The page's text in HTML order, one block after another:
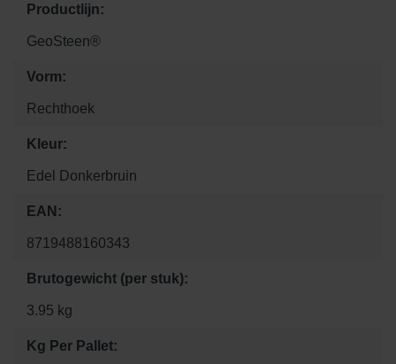
Productlijn:
GeoSteen®
Vorm:
Rechthoek
Kleur:
Edel Donkerbruin
EAN:
8719488160343
Brutogewicht (per stuk):
3.95 kg
Kg Per Pallet: